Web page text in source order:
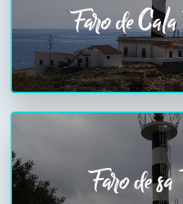
Faro de
Faro de